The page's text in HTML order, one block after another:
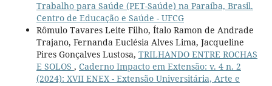
Trabalho para Saúde (PET-Saúde) na Paraíba, Brasil.
Centro de Educação e Saúde - UFCG
Rômulo Tavares Leite Filho, Ítalo Ramon de Andrade
Trajano, Fernanda Euclésia Alves Lima, Jacqueline
Pires Gonçalves Lustosa, TRILHANDO ENTRE ROCHAS
E SOLOS , Caderno Impacto em Extensão: v. 4 n. 2
(2024): XVII ENEX - Extensão Universitária, Arte e